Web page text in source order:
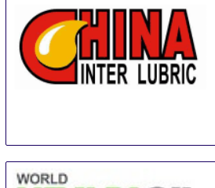
19 Aug- 20 Aug